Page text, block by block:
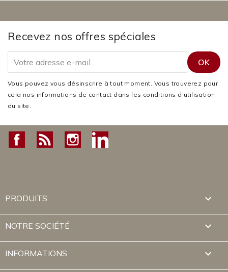
Recevez nos offres spéciales
Vous pouvez vous désinscrire à tout moment. Vous trouverez pour
cela nos informations de contact dans les conditions d'utilisation
du site.
FacebookRss Instagram
PRODUITS 
NOTRE SOCIÉTÉ 
INFORMATIONS keyboard_arrow_down